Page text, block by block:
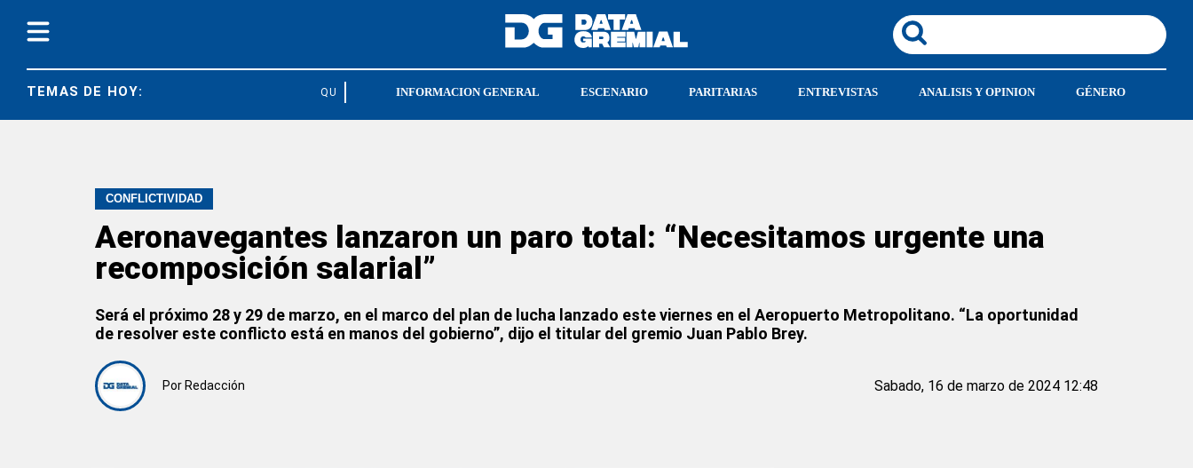
TEMAS DE HOY: QUÍMICOS DERECHO A RESPUESTA OBRAS SOCIALES
INFORMACION GENERAL ESCENARIO PARITARIAS ENTREVISTAS ANALISIS Y OPINION GÉNERO
CONFLICTIVIDAD
Aeronavegantes lanzaron un paro total: “Necesitamos urgente una
recomposición salarial”
Será el próximo 28 y 29 de marzo, en el marco del plan de lucha lanzado este viernes en el Aeropuerto Metropolitano. “La oportunidad
de resolver este conflicto está en manos del gobierno”, dijo el titular del gremio Juan Pablo Brey.
Por Redacción Sabado, 16 de marzo de 2024 12:48